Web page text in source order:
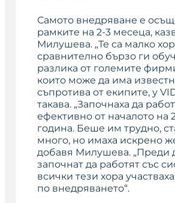
Самото внедряване е
рамките на 2-3 месеца,
Милушева. „Те са малко
сравнително бързо ги
разлика от големите
които може да има
съпротива от екипите, у
такава. „Започнаха да
ефективно от началото на
година. Беше им трудно,
много, но имаха искрено
добавя Милушева. „Преди
започнат да работят със
всички тези хора
по внедряването“.